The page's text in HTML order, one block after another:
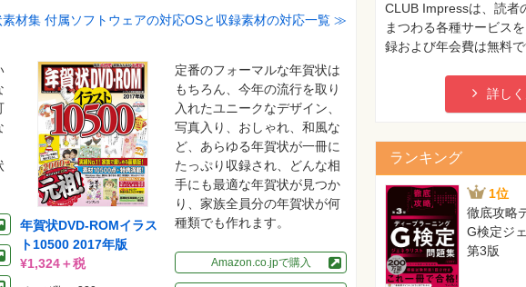
素材集 付属ソフトウェアの対応OSと収録素材の対応一覧 ≫
年賀状DVD-ROMイラス
ト10500 2017年版
¥1,324＋税
定番のフォーマルな年賀状は
もちろん、今年の流行を取り
入れたユニークなデザイン、
写真入り、おしゃれ、和風な
ど、あらゆる年賀状が一冊に
たっぷり収録され、どんな相
手にも最適な年賀状が見つか
り、家族全員分の年賀状が何
種類でも作れます。
Amazon.co.jpで購入
CLUB Impressは、読者
まつわる各種サービス
録および年会費は無料で
詳し
ランキング
1位
徹底攻略
G検定ジ
第3版